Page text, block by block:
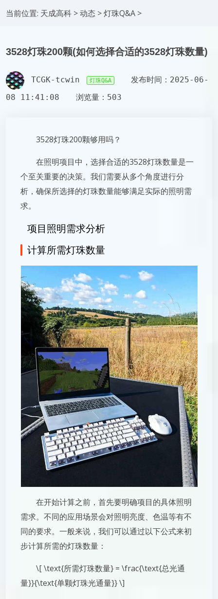
当前位置: 天成高科 >动态 >灯珠Q&A >
3528灯珠200颗(如何选择合适的3528灯珠数量)
TCGK-tcwin 灯珠Q&A
发布时间：2025-06-
08 11:41:08
浏览量：503
3528灯珠200颗够用吗？
在照明项目中，选择合适的3528灯珠数量是一
个至关重要的决策。我们需要从多个角度进行分
析，确保所选择的灯珠数量能够满足实际的照明需
求。
项目照明需求分析
计算所需灯珠数量
在开始计算之前，首先要明确项目的具体照明
需求。不同的应用场景会对照明亮度、色温等有不
同的要求。一般来说，我们可以通过以下公式来初
步计算所需的灯珠数量：
\[ \text{所需灯珠数量} = \frac{\text{总光通
量}}{\text{单颗灯珠光通量}} \]